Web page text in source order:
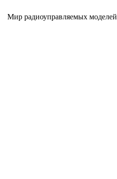
Мир радиоуправляемых моделей